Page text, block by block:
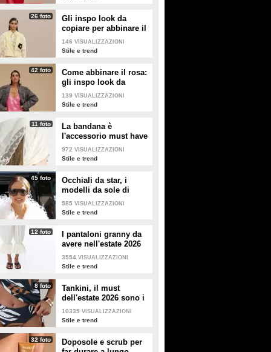
26 foto
Gli inspo look da
copiare per abbinare il
giallo
146 VISUALIZZAZIONI
Stile e trend
42 foto
Come abbinare il rosa:
gli inspo look da
copiare
139 VISUALIZZAZIONI
Stile e trend
11 foto
La bandana è
l'accessorio must have
dell'estate 2026: i
modelli di tendenza
972 VISUALIZZAZIONI
Stile e trend
45 foto
Occhiali da star, i
modelli da sole di
tendenza per l'estate
2026
585 VISUALIZZAZIONI
Stile e trend
12 foto
I pantaloni granny da
avere nell'estate 2026
3554 VISUALIZZAZIONI
Stile e trend
8 foto
Tankini, il must
dell'estate 2026 sono i
costumi con la canotta
10335 VISUALIZZAZIONI
Stile e trend
32 foto
Doposole e scrub per